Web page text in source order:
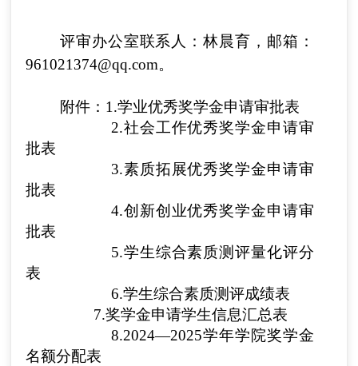
评审办公室联系人：林晨育，邮箱：
961021374@qq.com。
附件：1.学业优秀奖学金申请审批表
2.社会工作优秀奖学金申请审
批表
3.素质拓展优秀奖学金申请审
批表
4.创新创业优秀奖学金申请审
批表
5.学生综合素质测评量化评分
表
6.学生综合素质测评成绩表
7.奖学金申请学生信息汇总表
8.2024—2025学年学院奖学金
名额分配表